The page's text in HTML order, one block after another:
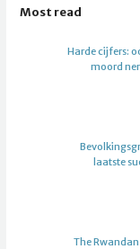
Most read
Harde cijfers:
moord
laatste
The